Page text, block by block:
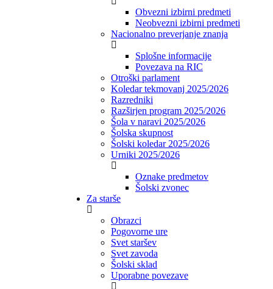
Obvezni izbirni predmeti
Neobvezni izbirni predmeti
Nacionalno preverjanje znanja
Splošne informacije
Povezava na RIC
Otroški parlament
Koledar tekmovanj 2025/2026
Razredniki
Razširjen program 2025/2026
Šola v naravi 2025/2026
Šolska skupnost
Šolski koledar 2025/2026
Urniki 2025/2026
Oznake predmetov
Šolski zvonec
Za starše
Obrazci
Pogovorne ure
Svet staršev
Svet zavoda
Šolski sklad
Uporabne povezave